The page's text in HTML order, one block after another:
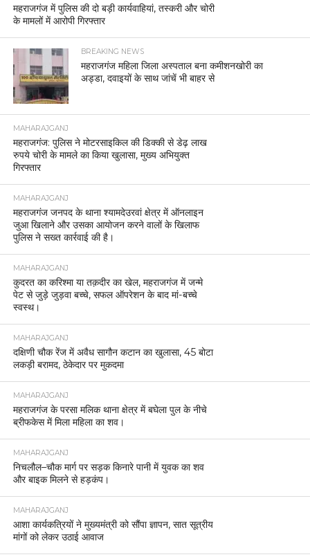
महराजगंज में पुलिस की दो बड़ी कार्यवाहियां, तस्करी और चोरी
के मामलों में आरोपी गिरफ्तार
BREAKING NEWS
महराजगंज महिला जिला अस्पताल बना कमीशनखोरी का
अड्डा, दवाइयों के साथ जांचें भी बाहर से
MAHARAJGANJ
महराजगंज: पुलिस ने मोटरसाइकिल की डिक्की से डेढ़ लाख
रुपये चोरी के मामले का किया खुलासा, मुख्य अभियुक्त
गिरफ्तार
MAHARAJGANJ
महराजगंज जनपद के थाना श्यामदेउरवां क्षेत्र में ऑनलाइन
जुआ खिलाने और उसका आयोजन करने वालों के खिलाफ
पुलिस ने सख्त कार्रवाई की है।
MAHARAJGANJ
कुदरत का करिश्मा या तक़दीर का खेल, महराजगंज में जन्मे
पेट से जुड़े जुड़वा बच्चे, सफल ऑपरेशन के बाद मां-बच्चे
स्वस्थ।
MAHARAJGANJ
दक्षिणी चौक रेंज में अवैध सागौन कटान का खुलासा, 45 बोटा
लकड़ी बरामद, ठेकेदार पर मुकदमा
MAHARAJGANJ
महराजगंज के परसा मलिक थाना क्षेत्र में बघेला पुल के नीचे
ब्रीफकेस में मिला महिला का शव।
MAHARAJGANJ
निचलौल–चौक मार्ग पर सड़क किनारे पानी में युवक का शव
और बाइक मिलने से हड़कंप।
MAHARAJGANJ
आशा कार्यकत्रियों ने मुख्यमंत्री को सौंपा ज्ञापन, सात सूत्रीय
मांगों को लेकर उठाई आवाज